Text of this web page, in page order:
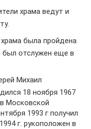
храма ведут и
была пройдена
был отслужен еще в
Михаил
18 ноября 1967
Московской
1993 г получил
г. рукоположен в